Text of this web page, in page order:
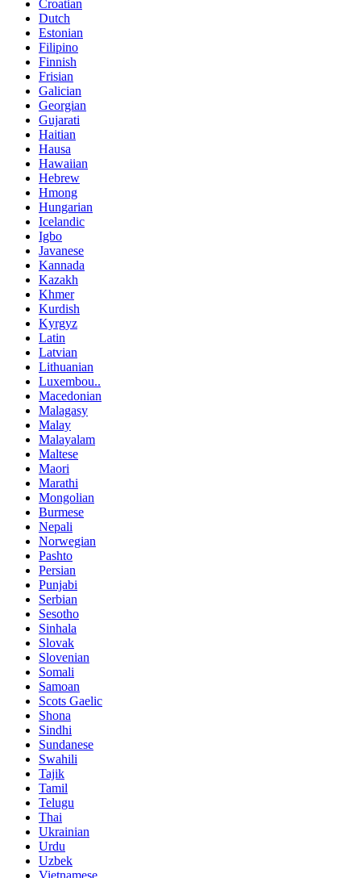
Croatian
Dutch
Estonian
Filipino
Finnish
Frisian
Galician
Georgian
Gujarati
Haitian
Hausa
Hawaiian
Hebrew
Hmong
Hungarian
Icelandic
Igbo
Javanese
Kannada
Kazakh
Khmer
Kurdish
Kyrgyz
Latin
Latvian
Lithuanian
Luxembou..
Macedonian
Malagasy
Malay
Malayalam
Maltese
Maori
Marathi
Mongolian
Burmese
Nepali
Norwegian
Pashto
Persian
Punjabi
Serbian
Sesotho
Sinhala
Slovak
Slovenian
Somali
Samoan
Scots Gaelic
Shona
Sindhi
Sundanese
Swahili
Tajik
Tamil
Telugu
Thai
Ukrainian
Urdu
Uzbek
Vietnamese